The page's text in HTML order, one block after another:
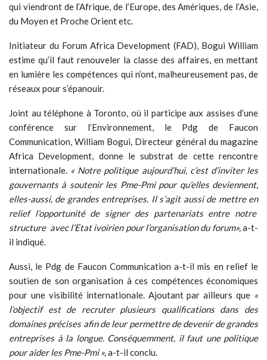
qui viendront de l’Afrique, de l’Europe, des Amériques, de l’Asie,
du Moyen et Proche Orient etc.
Initiateur du Forum Africa Development (FAD), Bogui William
estime qu’il faut renouveler la classe des affaires, en mettant
en lumière les compétences qui n’ont, malheureusement pas, de
réseaux pour s’épanouir.
Joint au téléphone à Toronto, où il participe aux assises d’une
conférence sur l’Environnement, le Pdg de Faucon
Communication, William Bogui, Directeur général du magazine
Africa Development, donne le substrat de cette rencontre
internationale. « Notre politique aujourd’hui, c’est d’inviter les
gouvernants à soutenir les Pme-Pmi pour qu’elles deviennent,
elles-aussi, de grandes entreprises. Il s’agit aussi de mettre en
relief l’opportunité de signer des partenariats entre notre
structure avec l’Etat ivoirien pour l’organisation du forum»,a-t-
il indiqué.
Aussi, le Pdg de Faucon Communication a-t-il mis en relief le
soutien de son organisation à ces compétences économiques
pour une visibilité internationale. Ajoutant par ailleurs que «
l’objectif est de recruter plusieurs qualifications dans des
domaines précises afin de leur permettre de devenir de grandes
entreprises à la longue. Conséquemment, il faut une politique
pour aider les Pme-Pmi »,a-t-il conclu.